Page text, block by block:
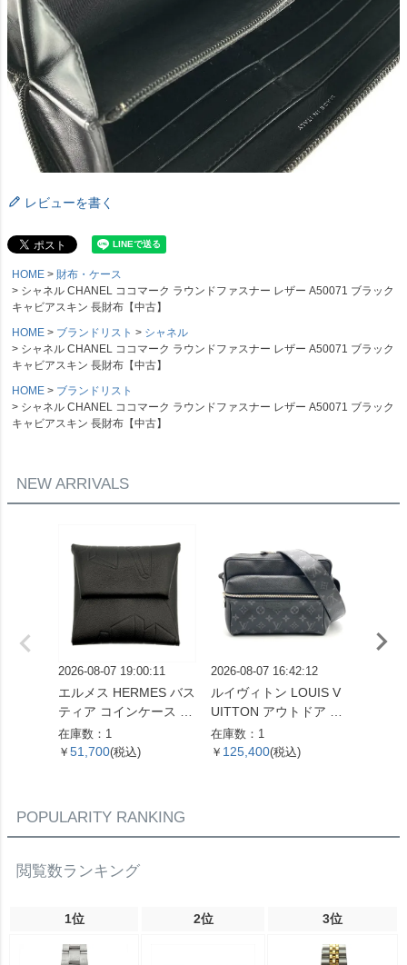
レビューを書く
HOME
財布・ケース
シャネル CHANEL ココマーク ラウンドファスナー レザー A50071 ブラック
キャビアスキン 長財布【中古】
HOME
ブランドリスト
シャネル
シャネル CHANEL ココマーク ラウンドファスナー レザー A50071 ブラック
キャビアスキン 長財布【中古】
HOME
ブランドリスト
シャネル CHANEL ココマーク ラウンドファスナー レザー A50071 ブラック
キャビアスキン 長財布【中古】
NEW ARRIVALS
2026-08-07 19:00:11
エルメス HERMES バス
ティア コインケース ス
イフト X刻印 ノワール
THE NATURE OF MEN
在庫数：1
￥ 51,700(税込)
2026-08-07 16:42:12
ルイヴィトン LOUIS V
UITTON アウトドア メ
ッセンジャー PM ショ
ルダーバッグ タイガ ラ
在庫数：1
￥ 125,400(税込)
POPULARITY RANKING
閲覧数ランキング
1位 2位 3位